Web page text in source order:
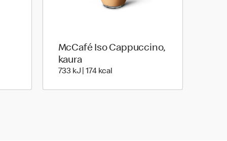
McCafé Iso Cappuccino,
kaura
733 kJ | 174 kcal